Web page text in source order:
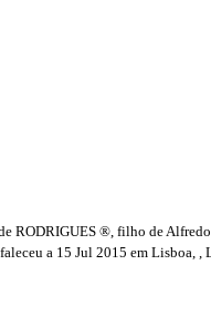
RODRIGUES ®, filho de
a 15 Jul 2015 em Lisboa, ,